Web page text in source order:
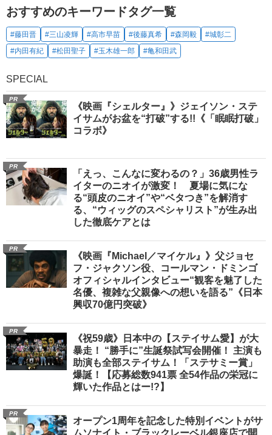
おすすめのキーワードタグ一覧
#藤田晋 #三山凌輝 #高市早苗 #後藤真希 #森岡毅
#城彰二
#内田有紀
#松田聖子 #玉木雄一郎 #亀和田武
SPECIAL
PR
《映画『シェルター』》ジェイソン・ステ
イサムがお盆を“打破”する!!《「眠眠打破」
コラボ》
PR
「えっ、こんなに変わるの？」36歳男性ラ
イターのニオイが激変！ 夏場に気にな
る“頭皮のニオイ”や“ベタつき”を解消す
る、“ウィッグのスペシャリスト”が生み出
した徹底ケアとは
PR
《映画『Michael／マイケル』》父ジョセ
フ・ジャクソン役、コールマン・ドミンゴ
オフィシャルインタビュー“観客を魅了した
名優、複雑な父親像への想いを語る”《日本
興収70億円突破》
PR
《祝59歳》日本中の【ステイサム愛】が大
暴走！ “勝手に”生誕祭試写会開催！ 主演も
助演も全部ステイサム！「ステサミー賞」
爆誕！【応募総数941票 全54作品の栄冠に
輝いた作品とはー!?】
PR
オープン1周年を記念した特別イベントがサ
ムソナイト・ブラックレーベル銀座店で開